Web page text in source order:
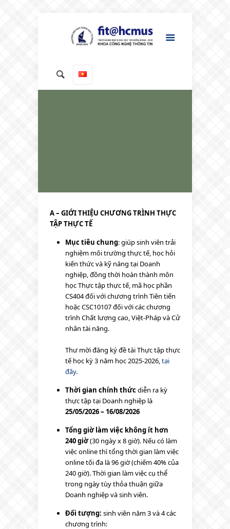
A – GIỚI THIỆU CHƯƠNG TRÌNH THỰC
TẬP THỰC TẾ
Mục tiêu chung: giúp sinh viên trải
nghiệm môi trường thực tế, học hỏi
kiến thức và kỹ năng tại Doanh
nghiệp, đồng thời hoàn thành môn
học Thực tập thực tế, mã học phần
CS404 đối với chương trình Tiên tiến
hoặc CSC10107 đối với các chương
trình Chất lượng cao, Việt-Pháp và Cử
nhân tài năng.
Thư mời đăng ký đề tài Thực tập thực
tế học kỳ 3 năm học 2025-2026,tại
đây.
Thời gian chính thứcdiễn ra kỳ
thực tập tại Doanh nghiệp là
25/05/2026 – 16/08/2026
Tổng giờ làm việc không ít hơn
240 giờ(30 ngày x 8 giờ). Nếu có làm
việc online thì tổng thời gian làm việc
online tối đa là 96 giờ (chiếm 40% của
240 giờ). Thời gian làm việc cụ thể
trong ngày tùy thỏa thuận giữa
Doanh nghiệp và sinh viên.
Đối tượng: sinh viên năm 3 và 4 các
chương trình: